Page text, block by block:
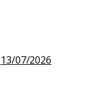
13/07/2026